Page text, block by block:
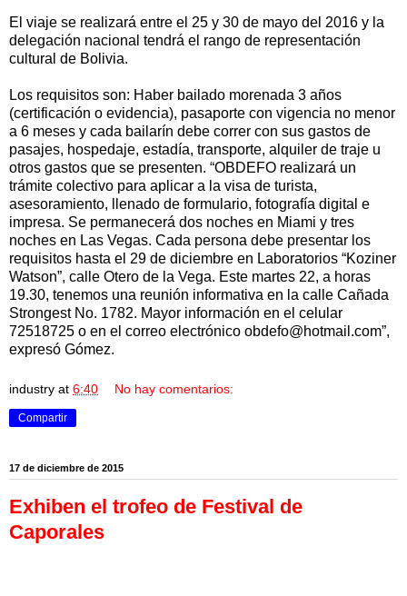
El viaje se realizará entre el 25 y 30 de mayo del 2016 y la
delegación nacional tendrá el rango de representación
cultural de Bolivia.
Los requisitos son: Haber bailado morenada 3 años
(certificación o evidencia), pasaporte con vigencia no menor
a 6 meses y cada bailarín debe correr con sus gastos de
pasajes, hospedaje, estadía, transporte, alquiler de traje u
otros gastos que se presenten. “OBDEFO realizará un
trámite colectivo para aplicar a la visa de turista,
asesoramiento, llenado de formulario, fotografía digital e
impresa. Se permanecerá dos noches en Miami y tres
noches en Las Vegas. Cada persona debe presentar los
requisitos hasta el 29 de diciembre en Laboratorios “Koziner
Watson”, calle Otero de la Vega. Este martes 22, a horas
19.30, tenemos una reunión informativa en la calle Cañada
Strongest No. 1782. Mayor información en el celular
72518725 o en el correo electrónico obdefo@hotmail.com”,
expresó Gómez.
industry at 6:40 No hay comentarios:
Compartir
17 de diciembre de 2015
Exhiben el trofeo de Festival de
Caporales